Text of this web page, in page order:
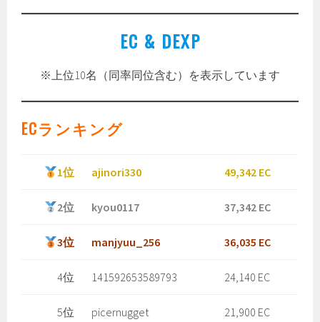
EC & DEXP
※上位10名（同率同位含む）を表示しています
ECランキング
1位 ajinori330 49,342 EC
2位 kyou0117 37,342 EC
3位 manjyuu_256 36,035 EC
4位 141592653589793 24,140 EC
5位 picernugget 21,900 EC